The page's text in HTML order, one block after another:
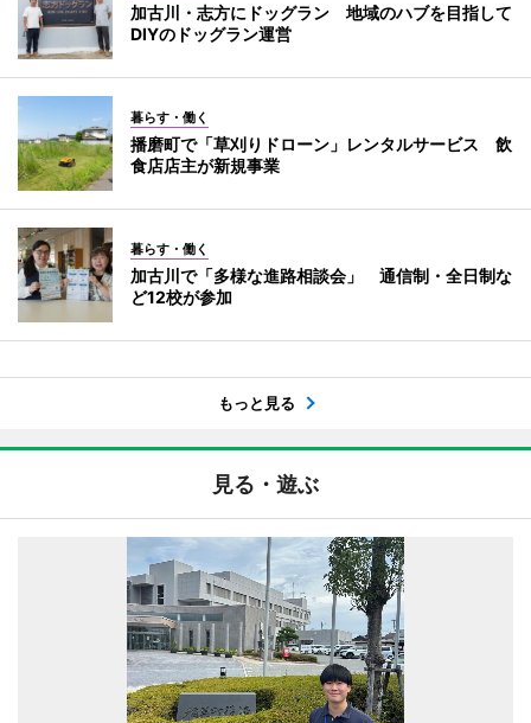
加古川・志方にドッグラン 地域のハブを目指して
DIYのドッグラン運営
暮らす・働く
播磨町で「草刈りドローン」レンタルサービス 飲
食店店主が新規事業
暮らす・働く
加古川で「多様な進路相談会」 通信制・全日制な
ど12校が参加
もっと見る
見る・遊ぶ